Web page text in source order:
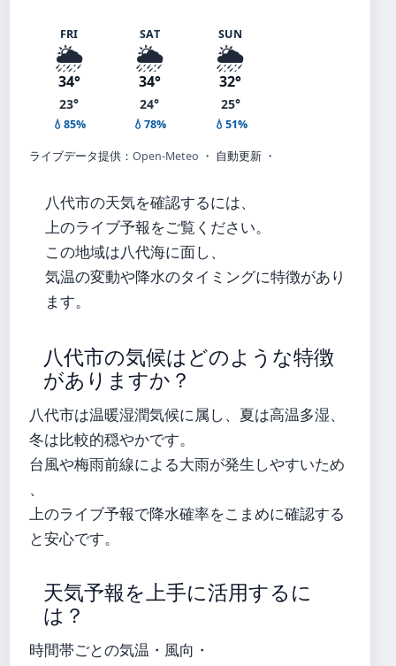
FRI
🌦️
34°
23°
💧85%
SAT
🌦️
34°
24°
💧78%
SUN
🌦️
32°
25°
💧51%
ライブデータ提供： Open-Meteo ・ 自動更新 ・
八代市の天気を確認するには、
上のライブ予報をご覧ください。
この地域は八代海に面し、
気温の変動や降水のタイミングに特徴があり
ます。
八代市の気候はどのような特徴
がありますか？
八代市は温暖湿潤気候に属し、夏は高温多湿、
冬は比較的穏やかです。
台風や梅雨前線による大雨が発生しやすいため
、
上のライブ予報で降水確率をこまめに確認する
と安心です。
天気予報を上手に活用するに
は？
時間帯ごとの気温・風向・